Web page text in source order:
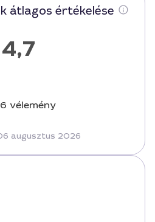
átlagos értékelése
4,7
vélemény
augusztus 2026